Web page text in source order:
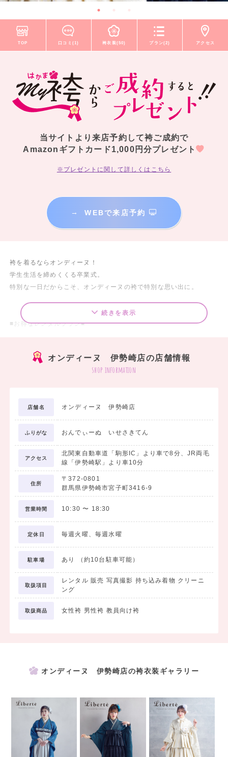
TOP 口コミ(1) 袴衣装(50) プラン(2) アクセス
当サイトより来店予約して袴ご成約で
Amazonギフトカード1,000円分プレゼント
※プレゼントに関して詳しくはこちら
→ WEBで来店予約
袴を着るならオンディーヌ！
学生生活を締めくくる卒業式。
特別な一日だからこそ、オンディーヌの袴で特別な思い出に。
■お得なレンタルプラン■
袴のご着用に必要なものが、まるっと揃ったセットです。
3. 長襦袢
4. 袴下
5. 重衿
6. 巾着
7. 草履
□袴フォトプラン ￥19,800（税込）
・前撮り着付け
・前撮りメイクアップ
・全身カットデータ
＜アルバム作成をご希望の方＞
データだけではなくアルバムも残しておきたい方には
アルバム台紙をご用意しております。ご希望の方は店舗にてお声がけ
ください。
続きを表示
オンディーヌ 伊勢崎店の店舗情報
shop information
店舗名 オンディーヌ 伊勢崎店
ふりがな おんでぃーぬ いせさきてん
アクセス
北関東自動車道「駒形IC」より車で8分、JR両毛
線「伊勢崎駅」より車10分
住所
〒372-0801
群馬県伊勢崎市宮子町3416-9
営業時間 10:30 〜 18:30
定休日 毎週火曜、毎週水曜
駐車場 あり （約10台駐車可能）
取扱項目
レンタル 販売 写真撮影 持ち込み着物 クリーニ
ング
取扱商品 女性袴 男性袴 教員向け袴
オンディーヌ 伊勢崎店の袴衣装ギャラリー